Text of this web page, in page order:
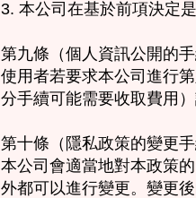
3. 本公司在基於前項決定
第九條（個人資訊公開的手
使用者若要求本公司進行
分手續可能需要收取費用
第十條（隱私政策的變更手
本公司會適當地對本政策
外都可以進行變更。變更